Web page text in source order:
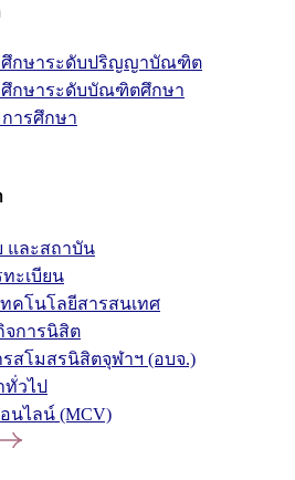
ศึกษาระดับปริญญาบัณฑิต
ศึกษาระดับบัณฑิตศึกษา
ารศึกษา
และสถาบัน
ะเบียน
คโนโลยีสารสนเทศ
จการนิสิต
สโมสรนิสิตจุฬาฯ (อบจ.)
วไป
นไลน์ (MCV)